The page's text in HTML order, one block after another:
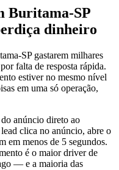
Buritama-SP
dinheiro
SP gastarem milhares
falta de resposta rápida.
estiver no mesmo nível
em uma só operação,
anúncio direto ao
clica no anúncio, abre o
em menos de 5 segundos.
é o maior driver de
— e a maioria das